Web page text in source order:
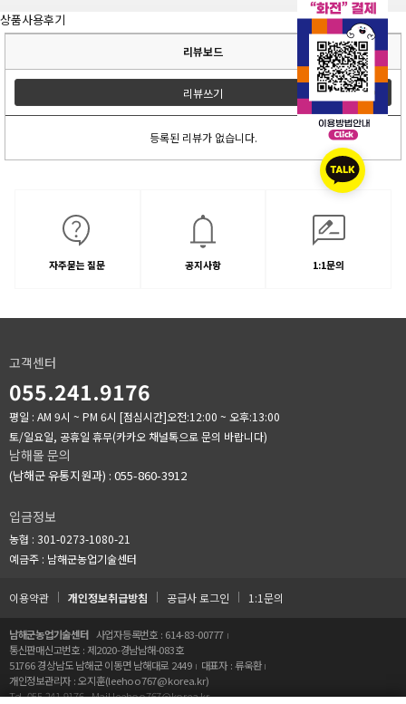
상품사용후기
리뷰보드
리뷰쓰기
등록된 리뷰가 없습니다.
자주묻는 질문 공지사항 1:1문의
고객센터
055.241.9176
평일 : AM 9시 ~ PM 6시 [점심시간]오전:12:00 ~ 오후:13:00
토/일요일, 공휴일 휴무(카카오 채널톡으로 문의 바랍니다)
남해몰 문의
(남해군 유통지원과) : 055-860-3912
입금정보
농협 : 301-0273-1080-21
예금주 : 남해군농업기술센터
이용약관 개인정보취급방침 공급사 로그인 1:1문의
남해군농업기술센터 사업자등록번호 : 614-83-00777
통신판매신고번호 : 제2020-경남남해-083호
51766 경상남도 남해군 이동면 남해대로 2449
대표자 : 류욱환
개인정보관리자 : 오지훈(leehoo767@korea.kr)
Tel. 055.241.9176 Mail.leehoo767@korea.kr